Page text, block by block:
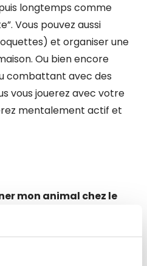
longtemps comme
Vous pouvez aussi
et organiser une
Ou bien encore
combattant avec des
vous jouerez avec votre
mentalement actif et
mon animal chez le